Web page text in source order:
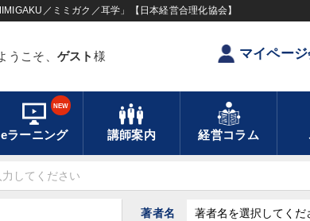
／ミミガク／耳学」【日本経営合理化協会】
うこそ、 ゲスト 様 マイペー
eラーニング
NEW
講師案内 経営コラム
著者名